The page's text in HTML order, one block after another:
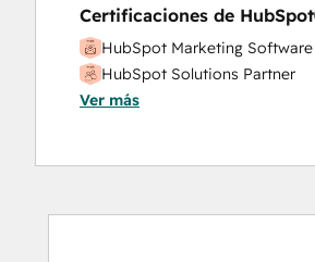
Video Production
Website Design
Website Development
Website Migration
Certificaciones de HubSpot
HubSpot Marketing Software
HubSpot Solutions Partner
Ver más